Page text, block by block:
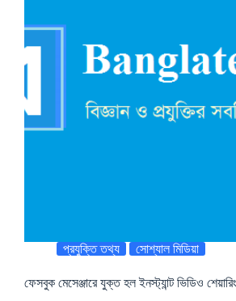
প্রযুক্তি তথ্য সোশ্যাল মিডিয়া
ফেসবুক মেসেঞ্জারে যুক্ত হল ইনস্ট্যান্ট ভিডিও শেয়ারিং